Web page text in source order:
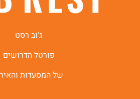
ג'וב רסט
פורטל הדרושים
של המסעדות